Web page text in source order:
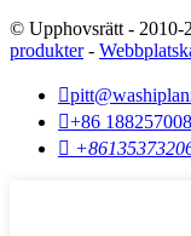
© Upphovsrätt - 2010-
produkter-

+86
